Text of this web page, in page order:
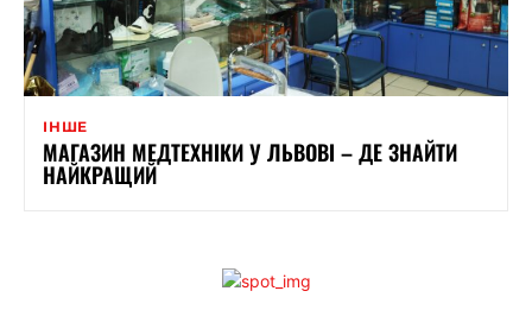
ІНШЕ
МАГАЗИН МЕДТЕХНІКИ У ЛЬВОВІ – ДЕ ЗНАЙТИ
НАЙКРАЩИЙ